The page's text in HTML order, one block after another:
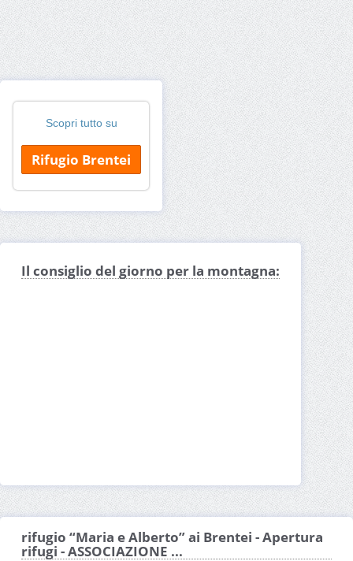
Scopri tutto su
Rifugio Brentei
Il consiglio del giorno per la montagna:
rifugio “Maria e Alberto” ai Brentei - Apertura
rifugi - ASSOCIAZIONE ...